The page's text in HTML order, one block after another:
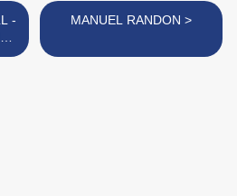
MANUEL RANDON >